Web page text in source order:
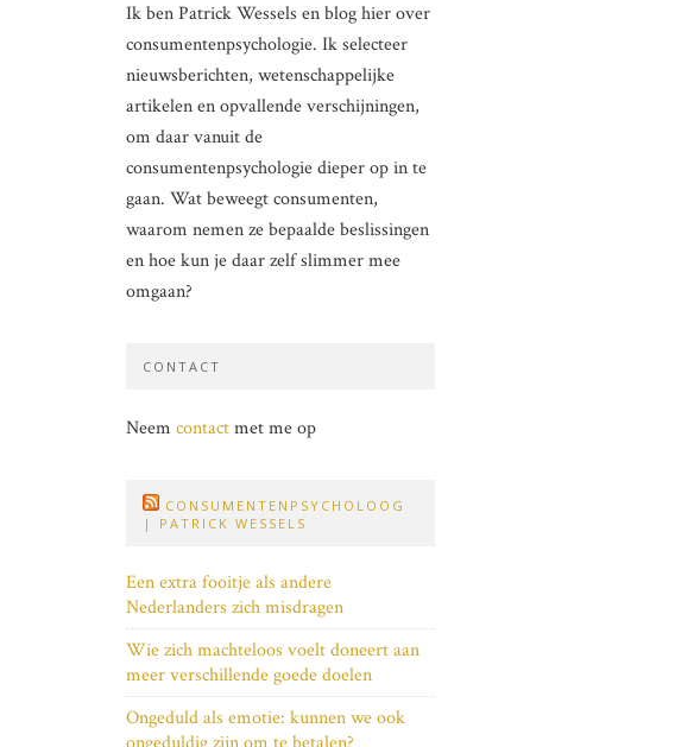
Ik ben Patrick Wessels en blog hier over
consumentenpsychologie. Ik selecteer
nieuwsberichten, wetenschappelijke
artikelen en opvallende verschijningen,
om daar vanuit de
consumentenpsychologie dieper op in te
gaan. Wat beweegt consumenten,
waarom nemen ze bepaalde beslissingen
en hoe kun je daar zelf slimmer mee
omgaan?
CONTACT
Neem contactmet me op
CONSUMENTENPSYCHOLOOG
| PATRICK WESSELS
Een extra fooitje als andere
Nederlanders zich misdragen
Wie zich machteloos voelt doneert aan
meer verschillende goede doelen
Ongeduld als emotie: kunnen we ook